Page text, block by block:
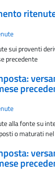
sui proventi
precedente
alla fonte su
o maturati